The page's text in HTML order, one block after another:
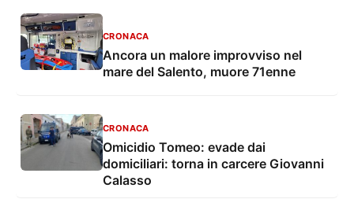
CRONACA
Ancora un malore improvviso nel
mare del Salento, muore 71enne
CRONACA
Omicidio Tomeo: evade dai
domiciliari: torna in carcere Giovanni
Calasso